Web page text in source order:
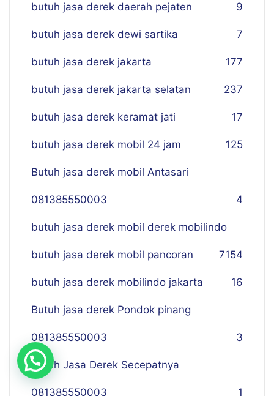
butuh jasa derek daerah pejaten 9
butuh jasa derek dewi sartika 7
butuh jasa derek jakarta 177
butuh jasa derek jakarta selatan 237
butuh jasa derek keramat jati 17
butuh jasa derek mobil 24 jam 125
Butuh jasa derek mobil Antasari
081385550003 4
butuh jasa derek mobil derek mobilindo
154
butuh jasa derek mobil pancoran 7
butuh jasa derek mobilindo jakarta 16
Butuh jasa derek Pondok pinang
081385550003 3
Butuh Jasa Derek Secepatnya
081385550003 1